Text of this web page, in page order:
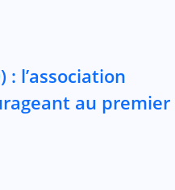
: l’association
au premier